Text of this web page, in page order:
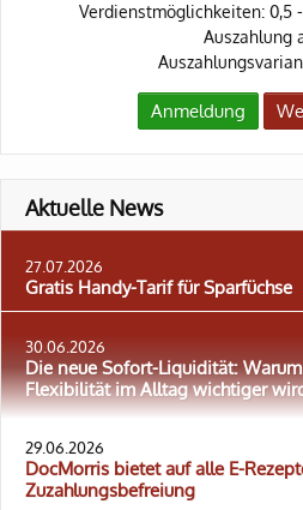
Verdienstmöglichkeiten: 0,5
Auszahlung
Anmeldung
Aktuelle News
27.07.2026
Gratis Handy-Tarif für Sparfüchse
30.06.2026
Die neue Sofort-Liquidität:
Flexibilität im Alltag wichtiger
29.06.2026
DocMorris bietet auf alle E-
Zuzahlungsbefreiung